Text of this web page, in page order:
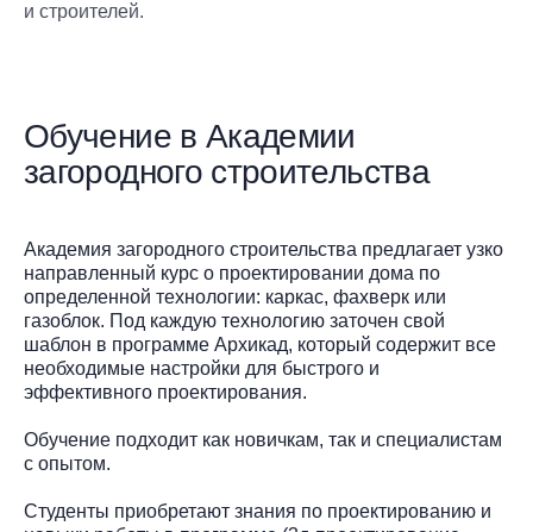
и строителей.
Обучение в Академии
загородного строительства
Академия загородного строительства предлагает узко
направленный курс о проектировании дома по
определенной технологии: каркас, фахверк или
газоблок. Под каждую технологию заточен свой
шаблон в программе Архикад, который содержит все
необходимые настройки для быстрого и
эффективного проектирования.
Обучение подходит как новичкам, так и специалистам
с опытом.
Студенты приобретают знания по проектированию и